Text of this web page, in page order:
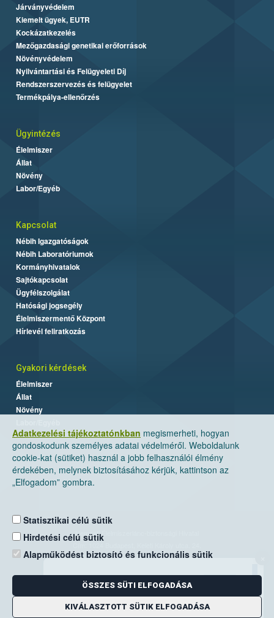
Adatkezelési tájékoztatónkban megismerheti, hogyan
gondoskodunk személyes adatai védelméről. Weboldalunk
cookie-kat (sütiket) használ a jobb felhasználói élmény
érdekében, melynek biztosításához kérjük, kattintson az
„Elfogadom” gombra.
Statisztikai célú sütik
Hirdetési célú sütik
Alapműködést biztosító és funkcionális sütik
ÖSSZES SÜTI ELFOGADÁSA
KIVÁLASZTOTT SÜTIK ELFOGADÁSA
Járványvédelem
Kiemelt ügyek, EUTR
Kockázatkezelés
Mezőgazdasági genetikai erőforrások
Növényvédelem
Nyilvántartási és Felügyeleti Díj
Rendszerszervezés és felügyelet
Termékpálya-ellenőrzés
Ügyintézés
Élelmiszer
Állat
Növény
Labor/Egyéb
Kapcsolat
Nébih Igazgatóságok
Nébih Laboratóriumok
Kormányhivatalok
Sajtókapcsolat
Ügyfélszolgálat
Hatósági jogsegély
Élelmiszermentő Központ
Hírlevél feliratkozás
Gyakori kérdések
Élelmiszer
Állat
Növény
Nemzeti Élelmiszerlánc-biztonsági Hivatal
Levelezési cím: 1525 Budapest. Pf. 30.
E-mail:ugyfelszolgalat@nebih.gov.hu
Zöld szám: 06-80/263-244
Telefon: 06-1/ 336-9000